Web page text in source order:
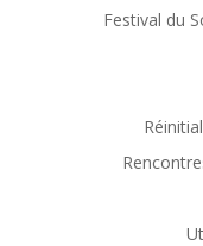
Festival du